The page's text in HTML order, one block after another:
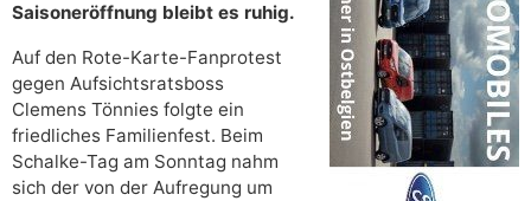
Saisoneröffnung bleibt es ruhig.
Auf den Rote-Karte-Fanprotest
gegen Aufsichtsratsboss
Clemens Tönnies folgte ein
friedliches Familienfest. Beim
Schalke-Tag am Sonntag nahm
sich der von der Aufregung um